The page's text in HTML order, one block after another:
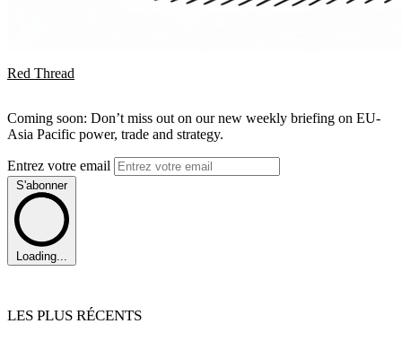
Red Thread
Coming soon: Don’t miss out on our new weekly briefing on EU-
Asia Pacific power, trade and strategy.
Entrez votre email
S'abonner
Loading...
LES PLUS RÉCENTS